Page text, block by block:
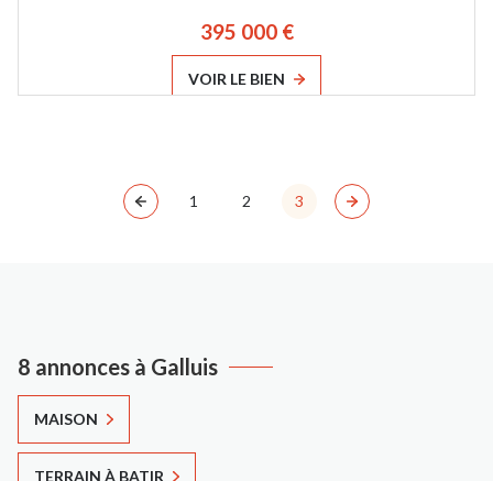
395 000 €
VOIR LE BIEN
1 2 3
8 annonces à Galluis
MAISON
TERRAIN À BATIR